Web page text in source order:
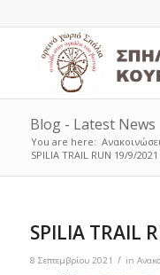
Blog - Latest News
You are here:
SPILIA TRAIL RUN 19/9/2021
SPILIA TRAIL
8 Σεπτεμβρίου 2021 / in